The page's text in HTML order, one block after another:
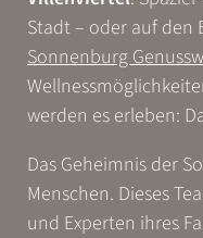
Stadt – oder auf den
Sonnenburg
werden es erleben:
Das Geheimnis der
Menschen. Dieses
und Experten ihres